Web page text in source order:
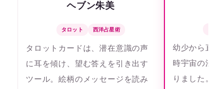
ヘブン朱美
タロット 西洋占星術
タロットカードは、潜在意識の声
に耳を傾け、望む答えを引き出す
ツール。絵柄のメッセージを読み
幼少から直
時宇宙の法
りました。